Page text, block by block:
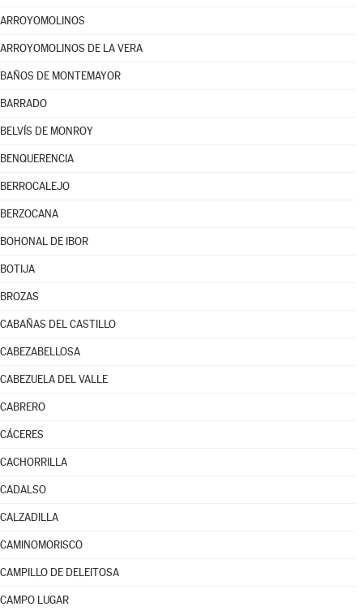
ARROYOMOLINOS
ARROYOMOLINOS DE LA VERA
BAÑOS DE MONTEMAYOR
BARRADO
BELVÍS DE MONROY
BENQUERENCIA
BERROCALEJO
BERZOCANA
BOHONAL DE IBOR
BOTIJA
BROZAS
CABAÑAS DEL CASTILLO
CABEZABELLOSA
CABEZUELA DEL VALLE
CABRERO
CÁCERES
CACHORRILLA
CADALSO
CALZADILLA
CAMINOMORISCO
CAMPILLO DE DELEITOSA
CAMPO LUGAR